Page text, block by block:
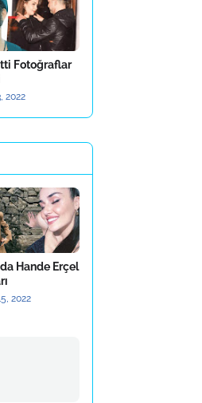
Fotoğraflar
2022
Hande Erçel
2022